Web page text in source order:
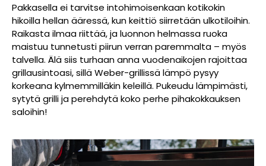
Pakkasella ei tarvitse intohimoisenkaan kotikokin
hikoilla hellan ääressä, kun keittiö siirretään ulkotiloihin.
Raikasta ilmaa riittää, ja luonnon helmassa ruoka
maistuu tunnetusti piirun verran paremmalta – myös
talvella. Älä siis turhaan anna vuodenaikojen rajoittaa
grillausintoasi, sillä Weber-grillissä lämpö pysyy
korkeana kylmemmilläkin keleillä. Pukeudu lämpimästi,
sytytä grilli ja perehdytä koko perhe pihakokkauksen
saloihin!